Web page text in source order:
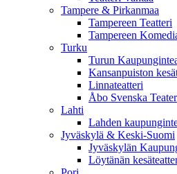
Tampere & Pirkanmaa
Tampereen Teatteri
Tampereen
Turku
Turun
Kansanpuiston
Linnateatteri
Åbo Svenska Teater
Lahti
Lahden
Jyväskylä & Keski-Suomi
Jyväskylän
Löytänän